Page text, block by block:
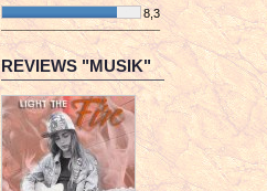
8,3
¯¯¯¯¯¯¯¯¯¯¯¯¯¯¯¯¯¯¯¯¯¯¯¯
REVIEWS "MUSIK"